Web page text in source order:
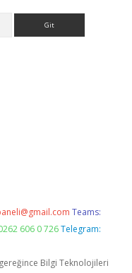
Teams:
606 0 726 Telegram:
gereğince Bilgi Teknolojileri